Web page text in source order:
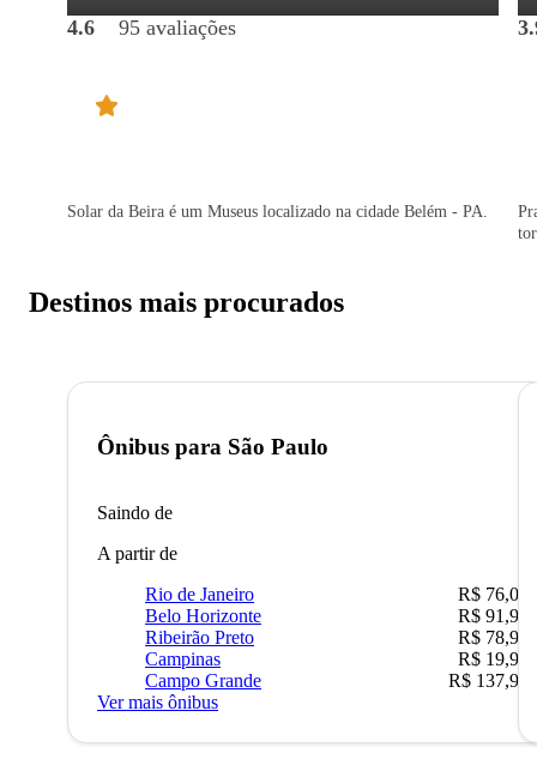
4.6 95 avaliações
Solar da Beira é um Museus localizado na cidade Belém - PA.
Destinos mais procurados
Ônibus para São Paulo
Saindo de
A partir de
Rio de Janeiro
R$ 76,09
Belo Horizonte
R$ 91,90
Ribeirão Preto
R$ 78,90
Campinas
R$ 19,90
Campo Grande
R$ 137,90
Ver mais ônibus